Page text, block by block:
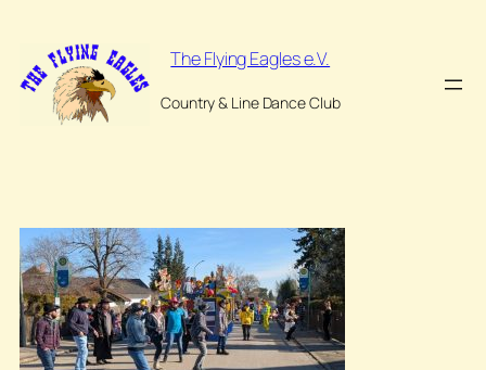
Inhalt
springen
The Flying Eagles e.V.
Country & Line Dance Club